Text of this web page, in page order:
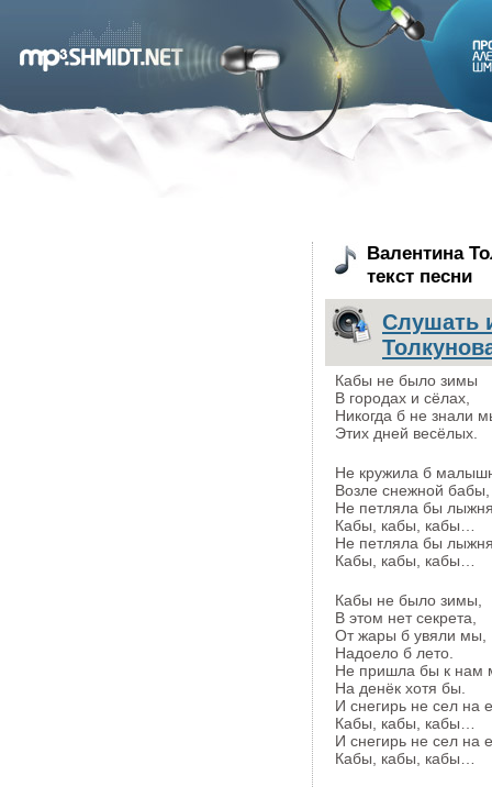
Валентина
текст песни
Слушать
Кабы не было зимы
В гоpодах и сёлах,
Hикогда б не знали
Этих дней весёлых.
Hе кружила б
Возле снежной бабы,
Hе петляла бы
Кабы, кабы, кабы…
Hе петляла бы
Кабы, кабы, кабы…
Кабы не было зимы,
В этом нет секрета,
От жары б увяли мы,
Hадоело б лето.
Hе пришла бы к нам
Hа денёк хотя бы.
И снегирь не сел на
Кабы, кабы, кабы…
И снегирь не сел на
Кабы, кабы, кабы…